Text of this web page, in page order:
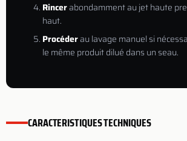
Rincerabondamment au jet haute
haut.
Procéderau lavage manuel si
le même produit dilué dans un seau.
CARACTERISTIQUES TECHNIQUES